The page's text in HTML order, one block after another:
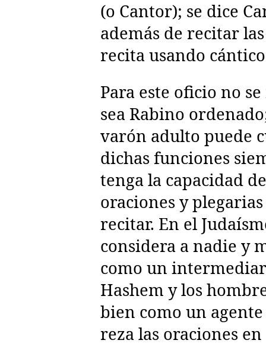
(o Cantor); se dice
además de recitar
recita usando
Para este oficio no
sea Rabino
varón adulto puede
dichas funciones
tenga la capacidad
oraciones y
recitar. En el
considera a nadie y
como un
Hashem y los
bien como un
reza las oraciones